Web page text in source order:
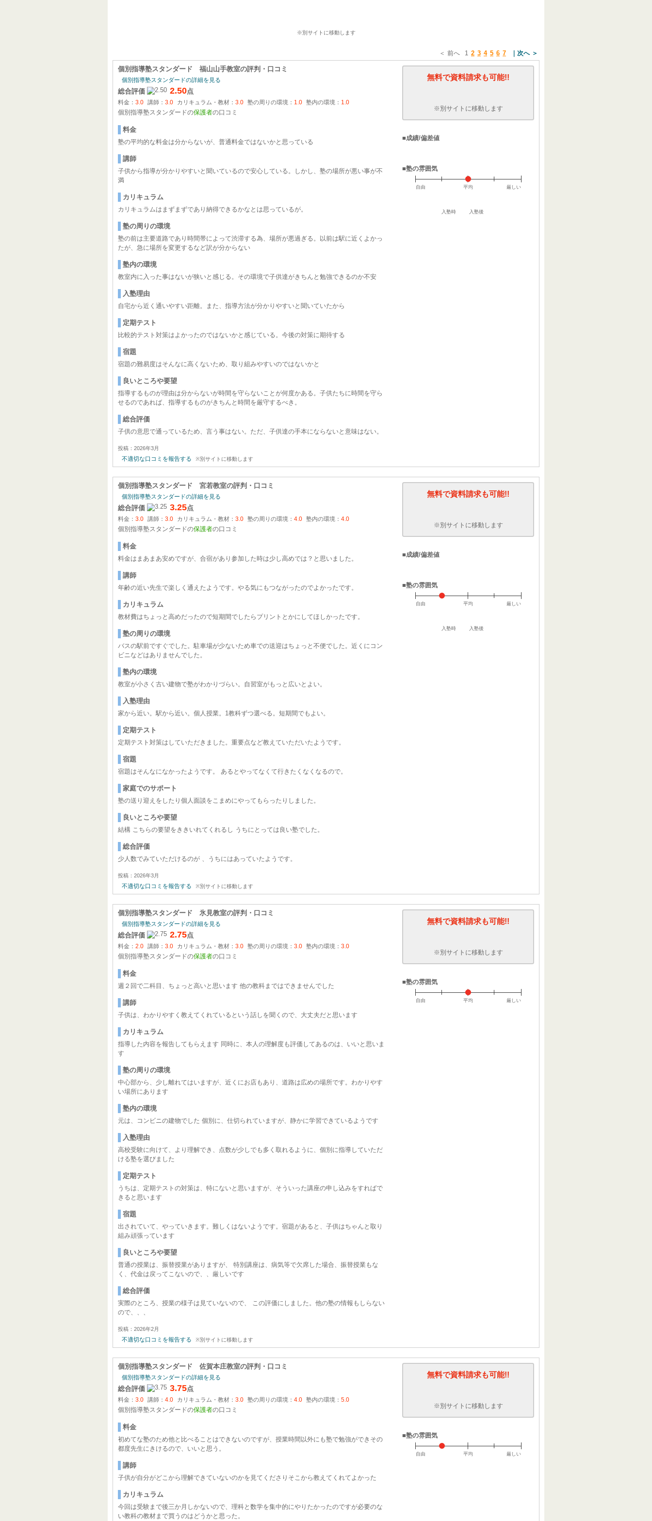
※別サイトに移動します
＜ 前へ 1 2 3 4 5 6 7 次へ ＞
個別指導塾スタンダード 福山山手教室の評判・口コミ
個別指導塾スタンダードの詳細を見る
総合評価 2.50点
料金： 3.0 講師： 3.0 カリキュラム・教材： 3.0 塾の周りの環境： 1.0 塾内の環境： 1.0
個別指導塾スタンダードの保護者の口コミ
料金
塾の平均的な料金は分からないが、普通料金ではないかと思っている
講師
子供から指導が分かりやすいと聞いているので安心している。しかし、塾の場所が悪い事が不
満
カリキュラム
カリキュラムはまずまずであり納得できるかなとは思っているが。
塾の周りの環境
塾の前は主要道路であり時間帯によって渋滞する為、場所が悪過ぎる。以前は駅に近くよかっ
たが、急に場所を変更するなど訳が分からない
塾内の環境
教室内に入った事はないが狭いと感じる。その環境で子供達がきちんと勉強できるのか不安
入塾理由
自宅から近く通いやすい距離。また、指導方法が分かりやすいと聞いていたから
定期テスト
比較的テスト対策はよかったのではないかと感じている。今後の対策に期待する
宿題
宿題の難易度はそんなに高くないため、取り組みやすいのではないかと
良いところや要望
指導するものが理由は分からないが時間を守らないことが何度かある。子供たちに時間を守ら
せるのであれば、指導するものがきちんと時間を厳守するべき。
総合評価
子供の意思で通っているため、言う事はない。ただ、子供達の手本にならないと意味はない。
投稿：2026年3月
不適切な口コミを報告する ※別サイトに移動します
無料で資料請求も可能!!
※別サイトに移動します
■成績/偏差値
入塾時 入塾後
■塾の雰囲気
自由 平均 厳しい
個別指導塾スタンダード 宮若教室の評判・口コミ
個別指導塾スタンダードの詳細を見る
総合評価 3.25点
料金： 3.0 講師： 3.0 カリキュラム・教材： 3.0 塾の周りの環境： 4.0 塾内の環境： 4.0
個別指導塾スタンダードの保護者の口コミ
料金
料金はまあまあ安めですが、合宿があり参加した時は少し高めでは？と思いました。
講師
年齢の近い先生で楽しく通えたようです。やる気にもつながったのでよかったです。
カリキュラム
教材費はちょっと高めだったので短期間でしたらプリントとかにしてほしかったです。
塾の周りの環境
バスの駅前ですぐでした。駐車場が少ないため車での送迎はちょっと不便でした。近くにコン
ビニなどはありませんでした。
塾内の環境
教室が小さく古い建物で塾がわかりづらい。自習室がもっと広いとよい。
入塾理由
家から近い。駅から近い。個人授業。1教科ずつ選べる。短期間でもよい。
定期テスト
定期テスト対策はしていただきました。重要点など教えていただいたようです。
宿題
宿題はそんなになかったようです。 あるとやってなくて行きたくなくなるので。
家庭でのサポート
塾の送り迎えをしたり個人面談をこまめにやってもらったりしました。
良いところや要望
結構 こちらの要望をききいれてくれるし うちにとっては良い塾でした。
総合評価
少人数でみていただけるのが 、うちにはあっていたようです。
投稿：2026年3月
不適切な口コミを報告する ※別サイトに移動します
無料で資料請求も可能!!
※別サイトに移動します
■成績/偏差値
入塾時 入塾後
■塾の雰囲気
自由 平均 厳しい
個別指導塾スタンダード 氷見教室の評判・口コミ
個別指導塾スタンダードの詳細を見る
総合評価 2.75点
料金： 2.0 講師： 3.0 カリキュラム・教材： 3.0 塾の周りの環境： 3.0 塾内の環境： 3.0
個別指導塾スタンダードの保護者の口コミ
料金
週２回で二科目、ちょっと高いと思います 他の教科まではできませんでした
講師
子供は、わかりやすく教えてくれているという話しを聞くので、大丈夫だと思います
カリキュラム
指導した内容を報告してもらえます 同時に、本人の理解度も評価してあるのは、いいと思いま
す
塾の周りの環境
中心部から、少し離れてはいますが、近くにお店もあり、道路は広めの場所です。わかりやす
い場所にあります
塾内の環境
元は、コンビニの建物でした 個別に、仕切られていますが、静かに学習できているようです
入塾理由
高校受験に向けて、より理解でき、点数が少しでも多く取れるように、個別に指導していただ
ける塾を選びました
定期テスト
うちは、定期テストの対策は、特にないと思いますが、そういった講座の申し込みをすればで
きると思います
宿題
出されていて、やっていきます。難しくはないようです。宿題があると、子供はちゃんと取り
組み頑張っています
良いところや要望
普通の授業は、振替授業がありますが、 特別講座は、病気等で欠席した場合、振替授業もな
く、代金は戻ってこないので、、厳しいです
総合評価
実際のところ、授業の様子は見ていないので、 この評価にしました。他の塾の情報もしらない
ので、、、
投稿：2026年2月
不適切な口コミを報告する ※別サイトに移動します
無料で資料請求も可能!!
※別サイトに移動します
■塾の雰囲気
自由 平均 厳しい
個別指導塾スタンダード 佐賀本庄教室の評判・口コミ
個別指導塾スタンダードの詳細を見る
総合評価 3.75点
料金： 3.0 講師： 4.0 カリキュラム・教材： 3.0 塾の周りの環境： 4.0 塾内の環境： 5.0
個別指導塾スタンダードの保護者の口コミ
料金
初めてな塾のため他と比べることはできないのですが、授業時間以外にも塾で勉強ができその
都度先生にきけるので、いいと思う。
講師
子供が自分がどこから理解できていないのかを見てくださりそこから教えてくれてよかった
カリキュラム
今回は受験まで後三か月しかないので、理科と数学を集中的にやりたかったのですが必要のな
い教科の教材まで買うのはどうかと思った。
無料で資料請求も可能!!
※別サイトに移動します
■塾の雰囲気
自由 平均 厳しい